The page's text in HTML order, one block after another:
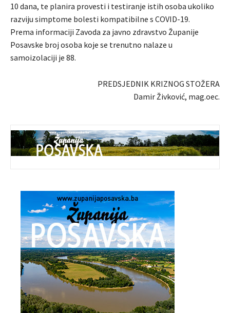
10 dana, te planira provesti i testiranje istih osoba ukoliko
razviju simptome bolesti kompatibilne s COVID-19.
Prema informaciji Zavoda za javno zdravstvo Županije
Posavske broj osoba koje se trenutno nalaze u
samoizolaciji je 88.
PREDSJEDNIK KRIZNOG STOŽERA
Damir Živković, mag.oec.